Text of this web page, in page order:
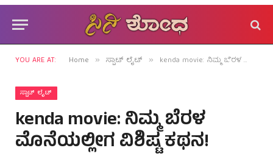
YOU ARE AT: Home » ಸ್ಪಾಟ್ ಲೈಟ್ » kenda movie: ನಿಮ್ಮ ಬೆರಳ ಮೊನೆಯಲ್ಲೀಗ ವಿಶಿಷ್ಟ ಕಥನ!
ಸ್ಪಾಟ್ ಲೈಟ್
kenda movie: ನಿಮ್ಮ ಬೆರಳ
ಮೊನೆಯಲ್ಲೀಗ ವಿಶಿಷ್ಟ ಕಥನ!